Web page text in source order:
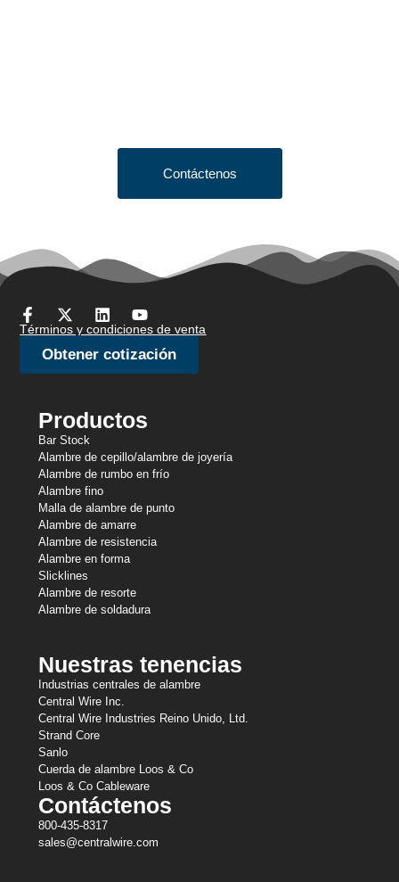
Contáctenos
Términos y condiciones de venta
Obtener cotización
Productos
Bar Stock
Alambre de cepillo/alambre de joyería
Alambre de rumbo en frío
Alambre fino
Malla de alambre de punto
Alambre de amarre
Alambre de resistencia
Alambre en forma
Slicklines
Alambre de resorte
Alambre de soldadura
Nuestras tenencias
Industrias centrales de alambre
Central Wire Inc.
Central Wire Industries Reino Unido, Ltd.
Strand Core
Sanlo
Cuerda de alambre Loos & Co
Loos & Co Cableware
Contáctenos
800-435-8317
sales@centralwire.com